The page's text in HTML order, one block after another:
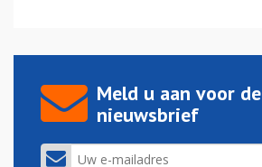
Meld u aan voor de
nieuwsbrief